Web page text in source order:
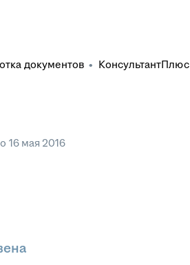
документов • КонсультантПлюс
16 мая 2016